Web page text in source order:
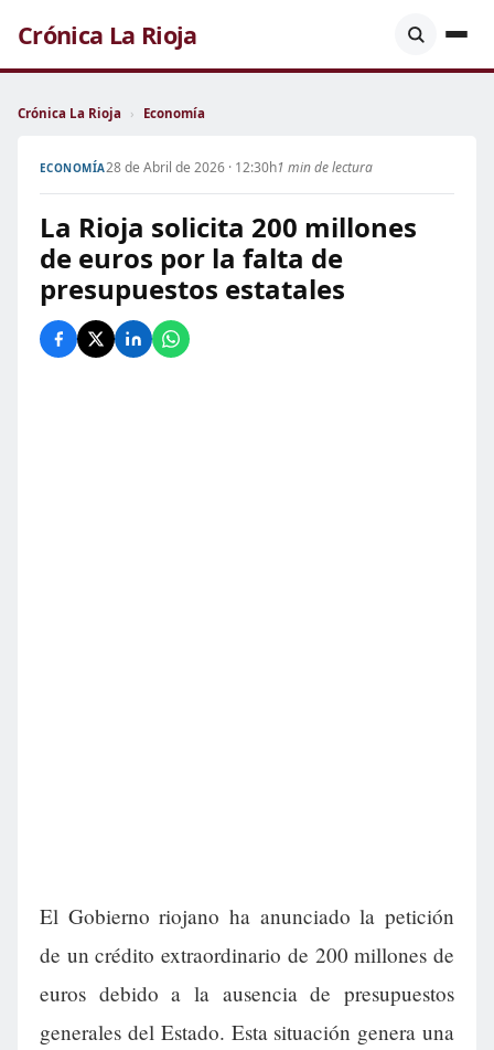
Crónica La Rioja
Crónica La Rioja › Economía
ECONOMÍA28 de Abril de 2026 · 12:30h1 min de lectura
La Rioja solicita 200 millones
de euros por la falta de
presupuestos estatales
El Gobierno riojano ha anunciado la petición
de un crédito extraordinario de 200 millones de
euros debido a la ausencia de presupuestos
generales del Estado. Esta situación genera una